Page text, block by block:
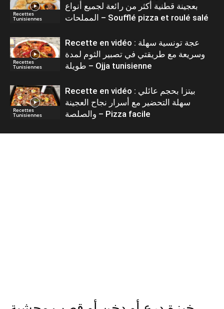
Recettes
Tunisiennes
بعجينة قطنية أكثر من رائعة لجميع أنواع
المملحات – Soufflé pizza et roulé salé
Recettes
Tunisiennes
Recette en vidéo : عجة تونسية سهلة
وسريعة مع طريقتي في تصبير الثوم لمدة
طويلة – Ojja tunisienne
Recettes
Tunisiennes
Recette en vidéo : بيتزا بحجم عائلي
سهلة التحضير مع أسرار نجاح العجينة
والصلصة – Pizza facile